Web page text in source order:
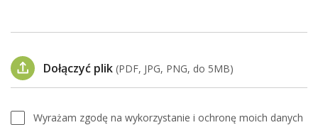
Dołączyć plik (PDF, JPG, PNG, do 5MB)
Wyrażam zgodę na wykorzystanie i ochronę moich danych